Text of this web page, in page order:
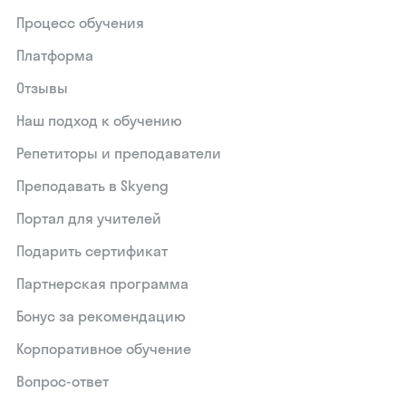
Процесс обучения
Платформа
Отзывы
Наш подход к обучению
Репетиторы и преподаватели
Преподавать в Skyeng
Портал для учителей
Подарить сертификат
Партнерская программа
Бонус за рекомендацию
Корпоративное обучение
Вопрос-ответ